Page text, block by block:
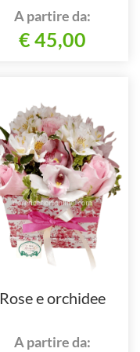
A partire da:
€ 45,00
Rose e orchidee
A partire da: